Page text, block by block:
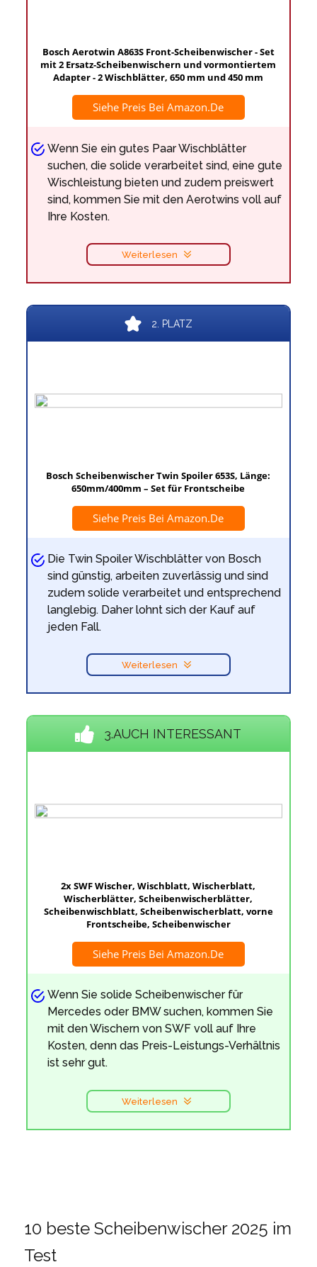
Bosch Aerotwin A863S Front-Scheibenwischer - Set
mit 2 Ersatz-Scheibenwischern und vormontiertem
Adapter - 2 Wischblätter, 650 mm und 450 mm
Siehe Preis Bei Amazon.de
Wenn Sie ein gutes Paar Wischblätter
suchen, die solide verarbeitet sind, eine gute
Wischleistung bieten und zudem preiswert
sind, kommen Sie mit den Aerotwins voll auf
Ihre Kosten.
Weiterlesen
2. PLATZ
Bosch Scheibenwischer Twin Spoiler 653S, Länge:
650mm/400mm – Set für Frontscheibe
Siehe Preis Bei Amazon.de
Die Twin Spoiler Wischblätter von Bosch
sind günstig, arbeiten zuverlässig und sind
zudem solide verarbeitet und entsprechend
langlebig. Daher lohnt sich der Kauf auf
jeden Fall.
Weiterlesen
3.AUCH INTERESSANT
2x SWF Wischer, Wischblatt, Wischerblatt,
Wischerblätter, Scheibenwischerblätter,
Scheibenwischblatt, Scheibenwischerblatt, vorne
Frontscheibe, Scheibenwischer
Siehe Preis Bei Amazon.de
Wenn Sie solide Scheibenwischer für
Mercedes oder BMW suchen, kommen Sie
mit den Wischern von SWF voll auf Ihre
Kosten, denn das Preis-Leistungs-Verhältnis
ist sehr gut.
Weiterlesen
10 beste Scheibenwischer 2025 im
Test